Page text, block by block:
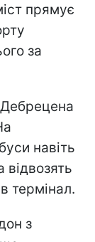
прямує
за
навіть
термінал.
з